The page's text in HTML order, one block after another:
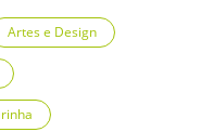
Artes e Design